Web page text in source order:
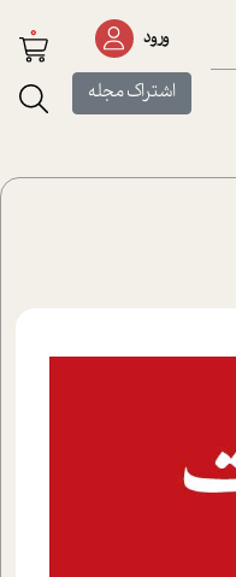
ورود
اشتراک مجله
0